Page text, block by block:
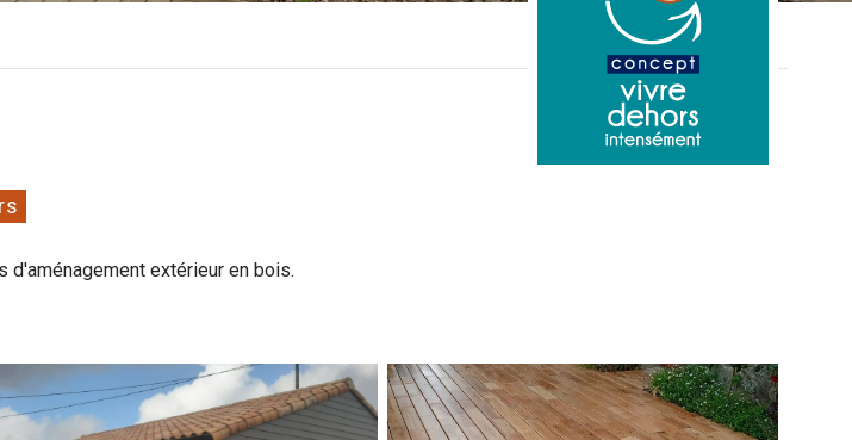
d'aménagement extérieur en bois.